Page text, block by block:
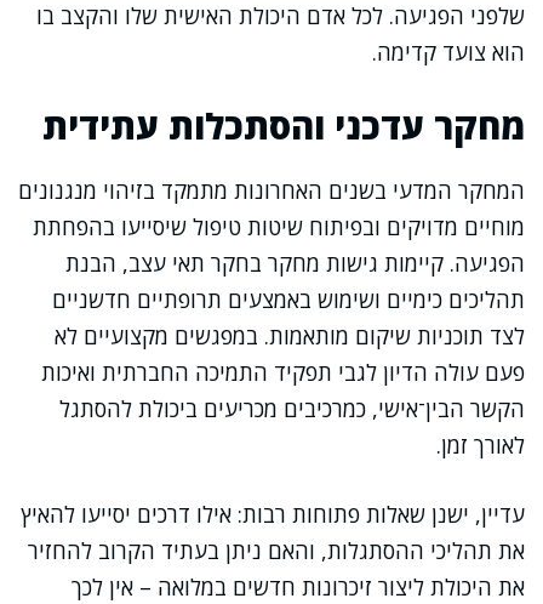
שלפני הפגיעה. לכל אדם היכולת האישית שלו והקצב בו
הוא צועד קדימה.
מחקר עדכני והסתכלות עתידית
המחקר המדעי בשנים האחרונות מתמקד בזיהוי מנגנונים
מוחיים מדויקים ובפיתוח שיטות טיפול שיסייעו בהפחתת
הפגיעה. קיימות גישות מחקר בחקר תאי עצב, הבנת
תהליכים כימיים ושימוש באמצעים תרופתיים חדשניים
לצד תוכניות שיקום מותאמות. במפגשים מקצועיים לא
פעם עולה הדיון לגבי תפקיד התמיכה החברתית ואיכות
הקשר הבין־אישי, כמרכיבים מכריעים ביכולת להסתגל
לאורך זמן.
עדיין, ישנן שאלות פתוחות רבות: אילו דרכים יסייעו להאיץ
את תהליכי ההסתגלות, והאם ניתן בעתיד הקרוב להחזיר
את היכולת ליצור זיכרונות חדשים במלואה – אין לכך